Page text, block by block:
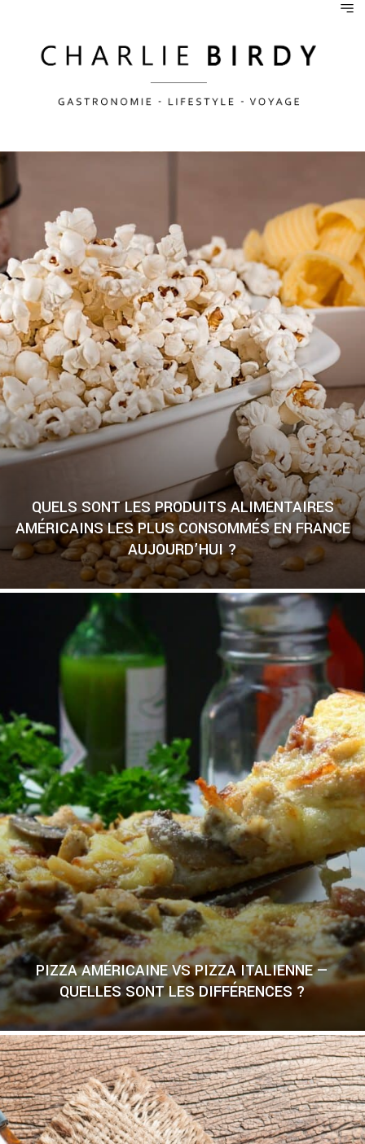
QUELS SONT LES PRODUITS ALIMENTAIRES
AMÉRICAINS LES PLUS CONSOMMÉS EN FRANCE
AUJOURD’HUI ?
PIZZA AMÉRICAINE VS PIZZA ITALIENNE —
QUELLES SONT LES DIFFÉRENCES ?